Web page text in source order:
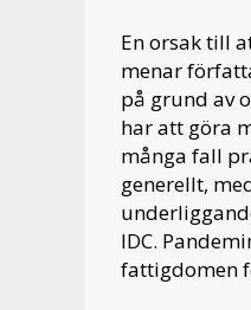
En orsak till
menar
på grund av
har att göra
många fall
generellt,
IDC.
fattigdomen